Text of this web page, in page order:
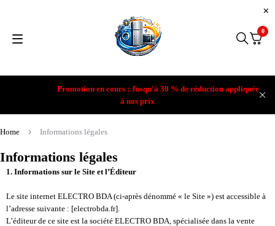
Promotion en cours : Jusqu'à 30 % de réduction appliquée
à nos prix
0
Informations légales
Home Informations légales
1. Informations sur le Site et l’Éditeur
Le site internet ELECTRO BDA (ci-après dénommé « le Site ») est accessible à
l’adresse suivante : [electrobda.fr].
L’éditeur de ce site est la société ELECTRO BDA, spécialisée dans la vente